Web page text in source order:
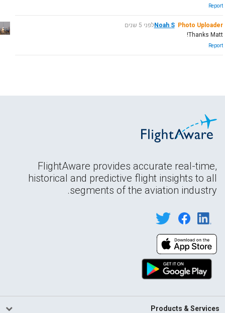
Report
Noah S Photo Uploader
לפני 5 שנים
Thanks Matt!
Report
FlightAware provides accurate real-time,
historical and predictive flight insights to all
segments of the aviation industry.
Products & Services